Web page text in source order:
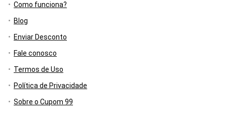
Como funciona?
Blog
Enviar Desconto
Fale conosco
Termos de Uso
Política de Privacidade
Sobre o Cupom 99